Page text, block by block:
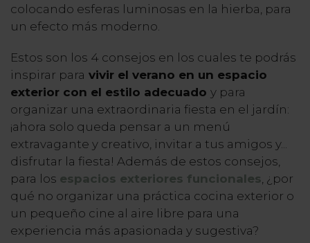
colocando esferas luminosas en la hierba, para
un efecto más moderno.
Estos son los 4 consejos en los cuales te podrás
inspirar para vivir el verano en un espacio
exterior con el estilo adecuado y para
organizar una extraordinaria fiesta en el jardín:
¡ahora solo queda pensar a un menú
extravagante y creativo, invitar a tus amigos y...
disfrutar la fiesta! Además de estos consejos,
para los espacios exteriores funcionales, ¿por
qué no organizar una práctica cocina exterior o
un pequeño cine al aire libre para una
experiencia más apasionada y sugestiva?